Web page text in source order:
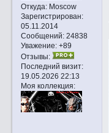
Откуда:Moscow
Зарегистрирован:
05.11.2014
Сообщений:24838
Уважение: +89
Отзывы:
Последний визит:
19.05.2026 22:13
Моя коллекция: